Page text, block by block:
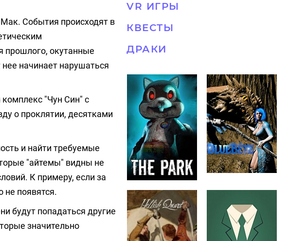
События происходят в
прошлого, окутанные
начинает нарушаться
комплекс "Чун Син" с
о проклятии, десятками
и найти требуемые
"айтемы" видны не
К примеру, если за
не появятся.
будут попадаться другие
значительно
VR ИГРЫ
КВЕСТЫ
ДРАКИ